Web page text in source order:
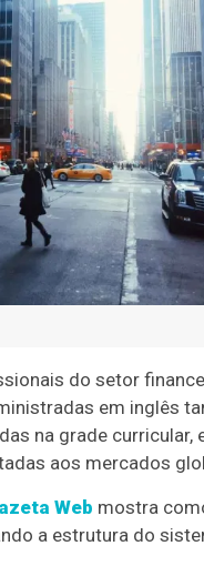
do setor
em inglês
na grade
aos mercados
Web mostra
a estrutura do